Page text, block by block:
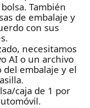
También
de embalaje y
con sus
necesitamos
AI o un archivo
del embalaje y el
caja de 1 por